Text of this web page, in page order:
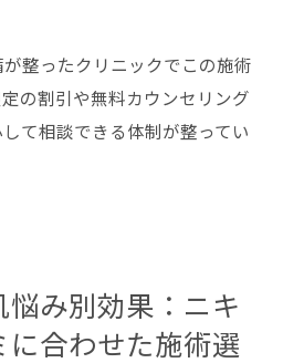
整ったクリニックでこの施術
の割引や無料カウンセリング
て相談できる体制が整ってい
悩み別効果：ニキ
に合わせた施術選